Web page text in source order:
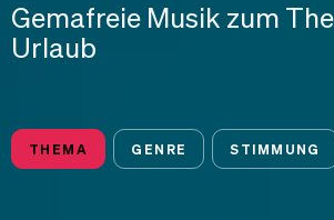
Gemafreie Musik zum
Urlaub
THEMA GENRE STIMMUNG